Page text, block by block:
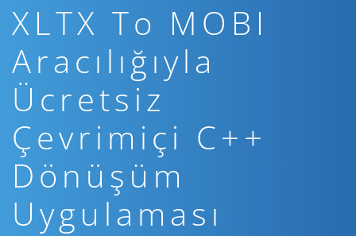
XLTX To MOBI
Aracılığıyla
Ücretsiz
Çevrimiçi C++
Dönüşüm
Uygulaması